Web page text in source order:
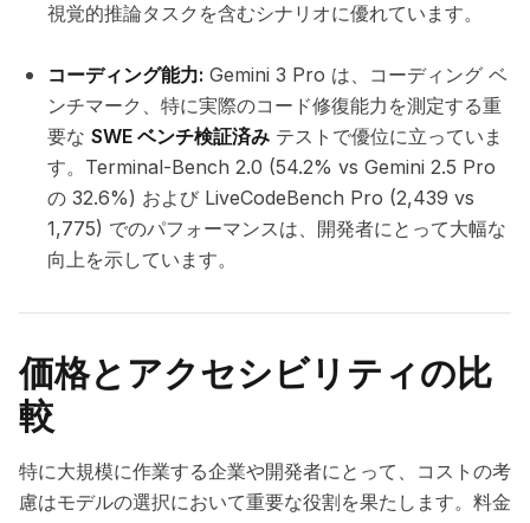
視覚的推論タスクを含むシナリオに優れています。
コーディング能力: Gemini 3 Pro は、コーディング ベ
ンチマーク、特に実際のコード修復能力を測定する重
要な SWE ベンチ検証済み テストで優位に立っていま
す。Terminal-Bench 2.0 (54.2% vs Gemini 2.5 Pro
の 32.6%) および LiveCodeBench Pro (2,439 vs
1,775) でのパフォーマンスは、開発者にとって大幅な
向上を示しています。
価格とアクセシビリティの比
較
特に大規模に作業する企業や開発者にとって、コストの考
慮はモデルの選択において重要な役割を果たします。料金